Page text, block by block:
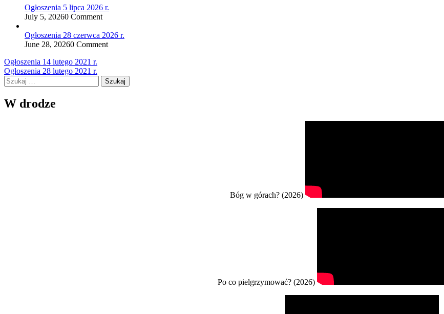
Ogłoszenia 5 lipca 2026 r.
July 5, 20260 Comment
Ogłoszenia 28 czerwca 2026 r.
June 28, 20260 Comment
Nawigacja
wpisu
Ogłoszenia 14 lutego 2021 r.
Ogłoszenia 28 lutego 2021 r.
Szukaj:
W drodze
Bóg w górach? (2026)
Po co pielgrzymować? (2026)